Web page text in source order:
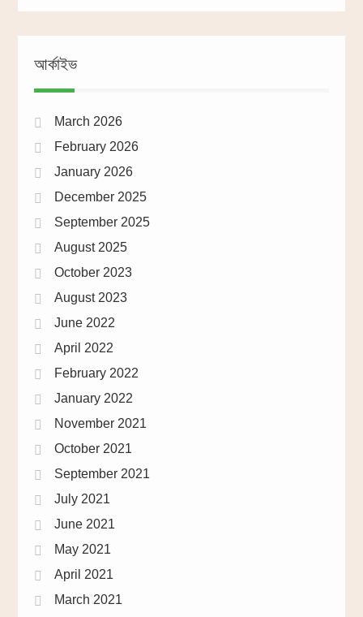
আর্কাইভ
March 2026
February 2026
January 2026
December 2025
September 2025
August 2025
October 2023
August 2023
June 2022
April 2022
February 2022
January 2022
November 2021
October 2021
September 2021
July 2021
June 2021
May 2021
April 2021
March 2021